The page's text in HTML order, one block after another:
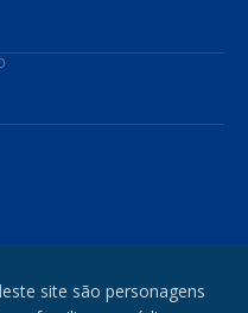
site são personagens